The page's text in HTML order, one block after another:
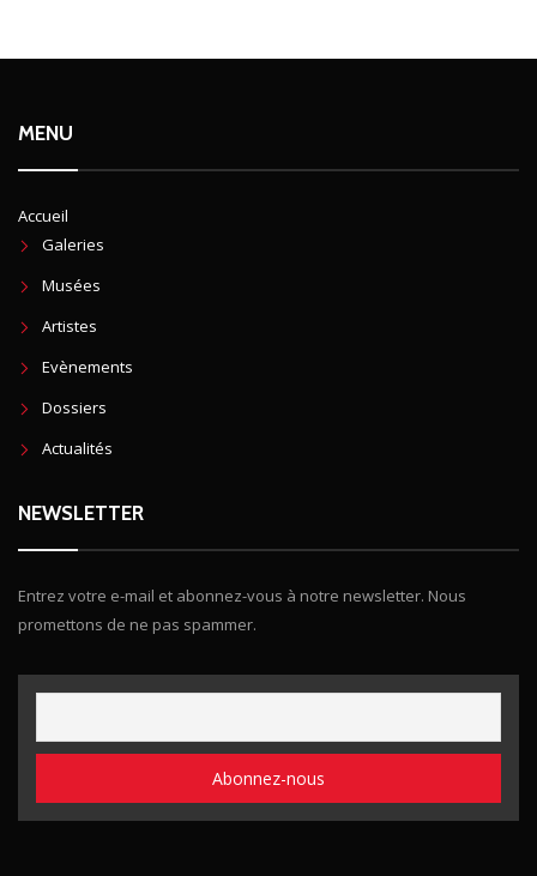
MENU
Accueil
Galeries
Musées
Artistes
Evènements
Dossiers
Actualités
NEWSLETTER
Entrez votre e-mail et abonnez-vous à notre newsletter. Nous
promettons de ne pas spammer.